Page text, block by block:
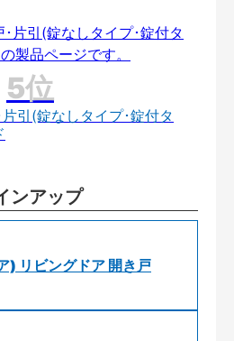
引(錠なしタイプ･錠付タ
ンアップ
) リビングドア 開き戸